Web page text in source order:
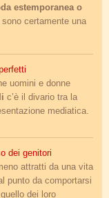
estemporanea o
sono certamente una
uomini e donne
c’è il divario tra la
mediatica.
dei genitori
attratti da una vita
punto da comportarsi
dei loro